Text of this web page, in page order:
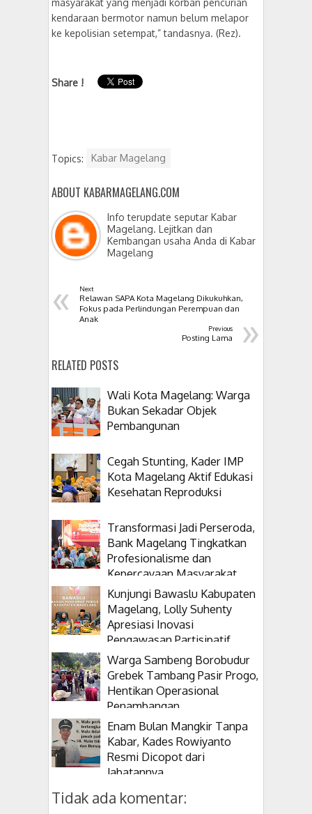
masyarakat yang menjadi korban pencurian
kendaraan bermotor namun belum melapor
ke kepolisian setempat,” tandasnya. (Rez).
Share !
Topics: Kabar Magelang
ABOUT KABARMAGELANG.COM
Info terupdate seputar Kabar
Magelang. Lejitkan dan
Kembangan usaha Anda di Kabar
Magelang
« Next
Relawan SAPA Kota Magelang Dikukuhkan,
Fokus pada Perlindungan Perempuan dan
Anak
»
Previous
Posting Lama
RELATED POSTS
Wali Kota Magelang: Warga
Bukan Sekadar Objek
Pembangunan
Cegah Stunting, Kader IMP
Kota Magelang Aktif Edukasi
Kesehatan Reproduksi
Transformasi Jadi Perseroda,
Bank Magelang Tingkatkan
Profesionalisme dan
Kepercayaan Masyarakat
Kunjungi Bawaslu Kabupaten
Magelang, Lolly Suhenty
Apresiasi Inovasi
Pengawasan Partisipatif
Warga Sambeng Borobudur
Grebek Tambang Pasir Progo,
Hentikan Operasional
Penambangan
Enam Bulan Mangkir Tanpa
Kabar, Kades Rowiyanto
Resmi Dicopot dari
Jabatannya
Tidak ada komentar: